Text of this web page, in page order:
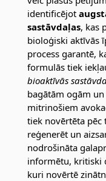
identificējot
sastāvdaļas, kas
bioloģiski aktīvās
process garantē,
formulās tiek
bioaktīvās
bagātām ogām
mitrinošiem
tiek novērtēta pēc
reģenerēt un
nodrošināta
informētu, kritiski
kuri novērtē